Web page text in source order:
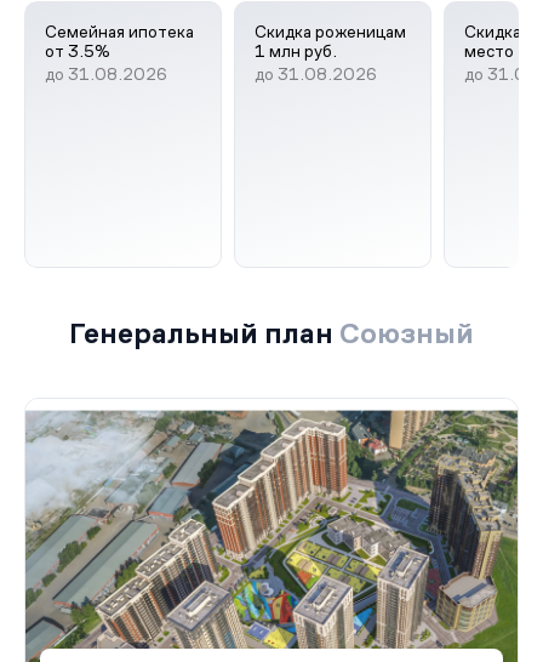
Семейная ипотека
от 3.5%
до 31.08.2026
Скидка роженицам
1 млн руб.
до 31.08.2026
Скидка
место
до
Генеральный план Союзный